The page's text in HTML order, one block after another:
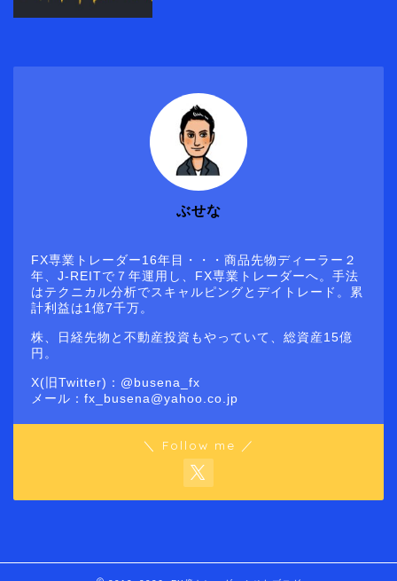
ぶせな
FX専業トレーダー16年目・・・商品先物ディーラー２
年、J-REITで７年運用し、FX専業トレーダーへ。手法
はテクニカル分析でスキャルピングとデイトレード。累
計利益は1億7千万。
株、日経先物と不動産投資もやっていて、総資産15億
円。
X(旧Twitter)：@busena_fx
メール：fx_busena@yahoo.co.jp
＼ Follow me ／